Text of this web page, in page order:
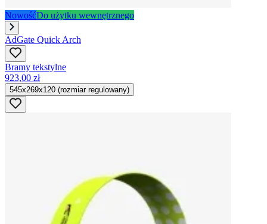
NowośćDo użytku wewnętrznego
AdGate Quick Arch
Bramy tekstylne
923,00 zł
545x269x120 (rozmiar regulowany)